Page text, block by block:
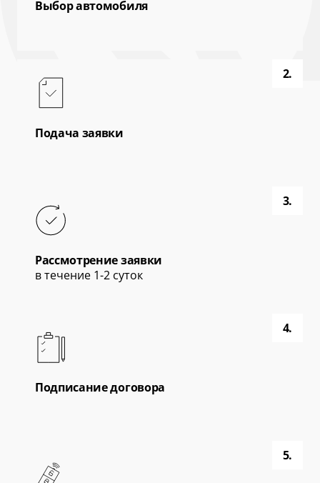
Выбор автомобиля
2.
Подача заявки
3.
Рассмотрение заявки
в течение 1-2 суток
4.
Подписание договора
5.